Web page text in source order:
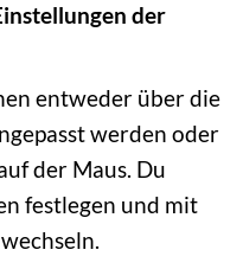
der
entweder über die
werden oder
der Maus. Du
festlegen und mit